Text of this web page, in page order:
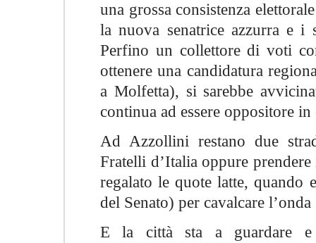
una grossa consistenza
la nuova senatrice azzurra e i
Perfino un collettore di voti
ottenere una candidatura
a Molfetta), si sarebbe
continua ad essere oppositore
Ad Azzollini restano due
Fratelli d’Italia oppure
regalato le quote latte, quando
del Senato) per cavalcare
E la città sta a guardare e